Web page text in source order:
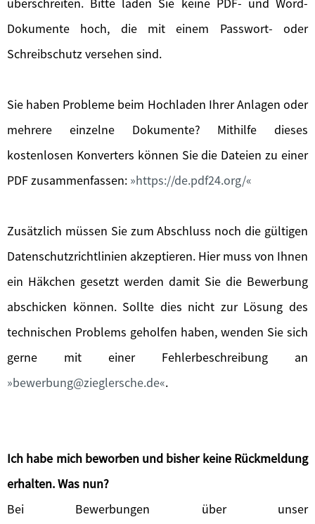
Dokumente hoch, die mit einem Passwort- oder
Schreibschutz versehen sind.
Sie haben Probleme beim Hochladen Ihrer Anlagen oder
mehrere einzelne Dokumente? Mithilfe dieses
kostenlosen Konverters können Sie die Dateien zu einer
PDF zusammenfassen: https://de.pdf24.org/
Zusätzlich müssen Sie zum Abschluss noch die gültigen
Datenschutzrichtlinien akzeptieren. Hier muss von Ihnen
ein Häkchen gesetzt werden damit Sie die Bewerbung
abschicken können. Sollte dies nicht zur Lösung des
technischen Problems geholfen haben, wenden Sie sich
gerne mit einer Fehlerbeschreibung an
bewerbung@zieglersche.de .
Ich habe mich beworben und bisher keine Rückmeldung
erhalten. Was nun?
Bei Bewerbungen über unser